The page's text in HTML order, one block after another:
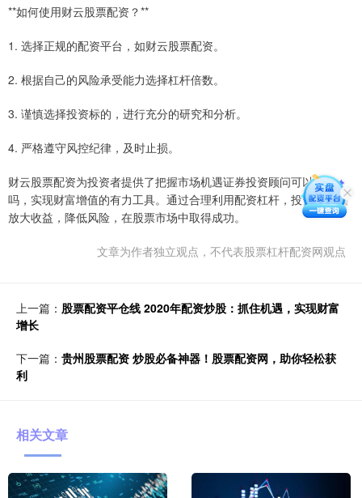
**如何使用财云股票配资？**
1. 选择正规的配资平台，如财云股票配资。
2. 根据自己的风险承受能力选择杠杆倍数。
3. 谨慎选择投资标的，进行充分的研究和分析。
4. 严格遵守风控纪律，及时止损。
财云股票配资为投资者提供了把握市场机遇证券投资顾问可以炒股
吗，实现财富增值的有力工具。通过合理利用配资杠杆，投资者可以
放大收益，降低风险，在股票市场中取得成功。
文章为作者独立观点，不代表股票杠杆配资网观点
上一篇： 股票配资平仓线 2020年配资炒股：抓住机遇，实现财富
增长
下一篇： 贵州股票配资 炒股必备神器！股票配资网，助你轻松获
利
相关文章